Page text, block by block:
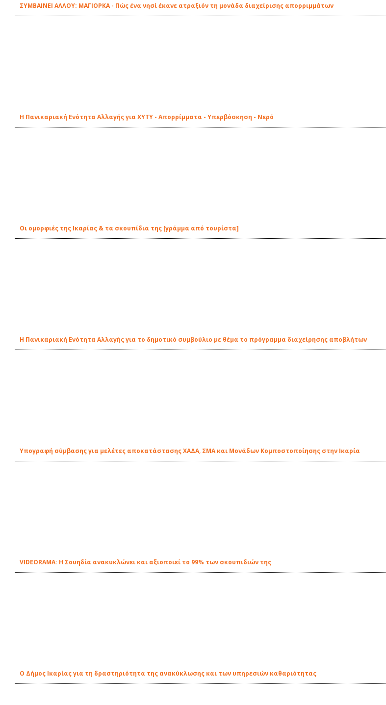
ΣΥΜΒΑΙΝΕΙ ΑΛΛΟΥ: ΜΑΓΙΟΡΚΑ - Πώς ένα νησί έκανε ατραξιόν τη μονάδα διαχείρισης απορριμμάτων
Η Πανικαριακή Ενότητα Αλλαγής για ΧΥΤΥ - Απορρίμματα - Υπερβόσκηση - Νερό
Οι ομορφιές της Ικαρίας & τα σκουπίδια της [γράμμα από τουρίστα]
Η Πανικαριακή Ενότητα Αλλαγής για το δημοτικό συμβούλιο με θέμα το πρόγραμμα διαχείρησης αποβλήτων
Υπογραφή σύμβασης για μελέτες αποκατάστασης ΧΑΔΑ, ΣΜΑ και Μονάδων Κομποστοποίησης στην Ικαρία
VIDEORAMA: Η Σουηδία ανακυκλώνει και αξιοποιεί το 99% των σκουπιδιών της
O Δήμος Ικαρίας για τη δραστηριότητα της ανακύκλωσης και των υπηρεσιών καθαριότητας